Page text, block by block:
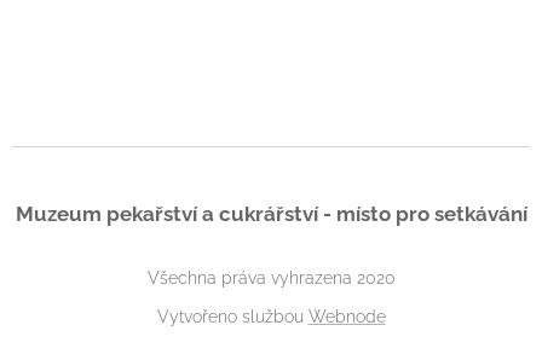
Muzeum pekařství a cukrářství - místo pro setkávání
Všechna práva vyhrazena 2020
Vytvořeno službou Webnode